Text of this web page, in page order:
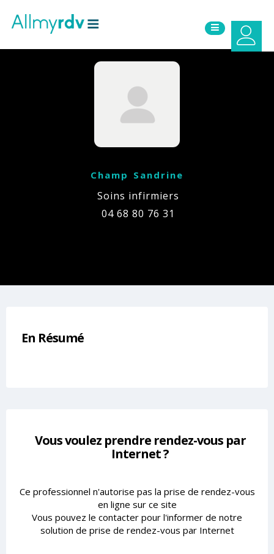
Champ Sandrine
Soins infirmiers
04 68 80 76 31
En Résumé
Vous voulez prendre rendez-vous par
Internet ?
Ce professionnel n'autorise pas la prise de rendez-vous
en ligne sur ce site
Vous pouvez le contacter pour l'informer de notre
solution de prise de rendez-vous par Internet